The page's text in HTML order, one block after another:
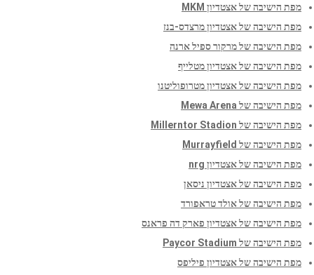
מפת הישיבה של אצטדיון MKM
מפת הישיבה של אצטדיון מרצדס-בנז
מפת הישיבה של מרקור ספיל ארנה
מפת הישיבה של אצטדיון מטלייף
מפת הישיבה של אצטדיון מטרופוליטנו
מפת הישיבה של Mewa Arena
מפת הישיבה של Millerntor Stadion
מפת הישיבה של Murrayfield
מפת הישיבה של אצטדיון nrg
מפת הישיבה של אצטדיון ניסאן
מפת הישיבה של אולד טראפורד
מפת הישיבה של אצטדיון פארק דה פראנס
מפת הישיבה של Paycor Stadium
מפת הישיבה של אצטדיון פיליפס